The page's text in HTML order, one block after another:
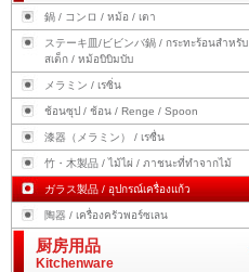
鍋 / コンロ / หม้อ / เตา
ステーキ皿/ビビンバ鍋 / กระทะร้อนสำหรับ
สเต็ก / หม้อบิบิมบับ
メラミン / เรซิ่น
ช้อนซุป / ช้อน / Renge / Spoon
漆器（メラミン） / เรซื่น
竹・木製品 / ไม้ไผ่ / ภาชนะที่ทำจากไม้
ガラス製品 / อุปกรณ์เครื่องแก้ว
陶器 / เครื่องครัวพอร์ซเลน
厨房用品
Kitchenware